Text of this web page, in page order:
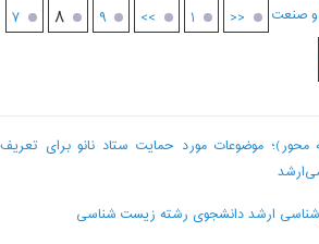
و صنعت
<< ۱ ۷ ۸ ۹ >>
محور)؛ موضوعات مورد حمایت ستاد نانو برای تعریف
ارشد دانشجوی رشته زیست شناسی